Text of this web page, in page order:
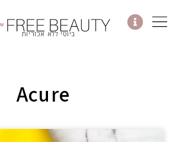
לתוכן
ביוטי ללא אכזריות
Acure